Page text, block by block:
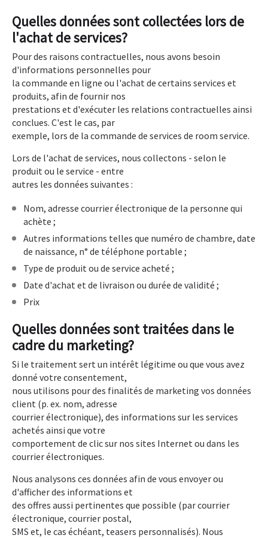
Quelles données sont collectées lors de
l'achat de services?
Pour des raisons contractuelles, nous avons besoin
d'informations personnelles pour
la commande en ligne ou l'achat de certains services et
produits, afin de fournir nos
prestations et d'exécuter les relations contractuelles ainsi
conclues. C'est le cas, par
exemple, lors de la commande de services de room service.
Lors de l'achat de services, nous collectons - selon le
produit ou le service - entre
autres les données suivantes :
Nom, adresse courrier électronique de la personne qui
achète ;
Autres informations telles que numéro de chambre, date
de naissance, n° de téléphone portable ;
Type de produit ou de service acheté ;
Date d'achat et de livraison ou durée de validité ;
Prix
Quelles données sont traitées dans le
cadre du marketing?
Si le traitement sert un intérêt légitime ou que vous avez
donné votre consentement,
nous utilisons pour des finalités de marketing vos données
client (p. ex. nom, adresse
courrier électronique), des informations sur les services
achetés ainsi que votre
comportement de clic sur nos sites Internet ou dans les
courrier électroniques.
Nous analysons ces données afin de vous envoyer ou
d'afficher des informations et
des offres aussi pertinentes que possible (par courrier
électronique, courrier postal,
SMS et, le cas échéant, teasers personnalisés). Nous